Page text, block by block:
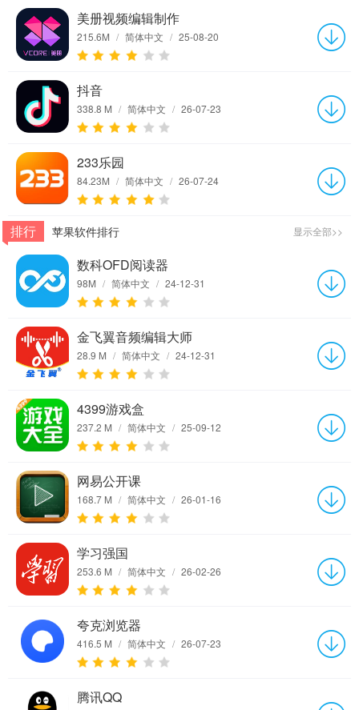
美册视频编辑制作
215.6M / 简体中文 / 25-08-20
抖音
338.8 M / 简体中文 / 26-07-23
233乐园
84.23M / 简体中文 / 26-07-24
显示全部>>
排行 苹果软件排行
数科OFD阅读器
98M / 简体中文 / 24-12-31
金飞翼音频编辑大师
28.9 M / 简体中文 / 24-12-31
4399游戏盒
237.2 M / 简体中文 / 25-09-12
网易公开课
168.7 M / 简体中文 / 26-01-16
学习强国
253.6 M / 简体中文 / 26-02-26
夸克浏览器
416.5 M / 简体中文 / 26-07-23
腾讯QQ